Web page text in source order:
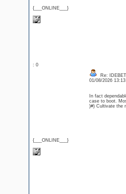
{___ONLINE___}
: 0
{___ONLINE___}
Re: IDEBET
01/08/2026
In fact
case to boot.
)#) Cultivate